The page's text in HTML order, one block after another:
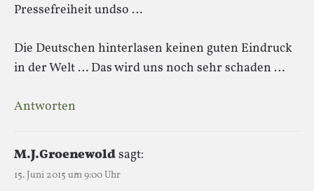
Pressefreiheit undso …
Die Deutschen hinterlasen keinen guten Eindruck
in der Welt … Das wird uns noch sehr schaden …
Antworten
M.J.Groenewoldsagt:
15. Juni 2015 um 9:00 Uhr